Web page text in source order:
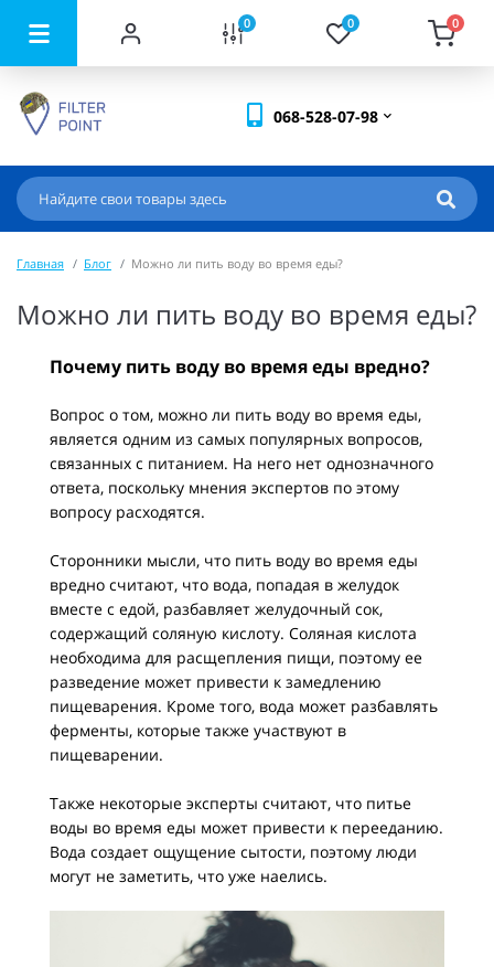
0 0 0
068-528-07-98
Главная Блог Можно ли пить воду во время еды?
Можно ли пить воду во время еды?
Почему пить воду во время еды вредно?
Вопрос о том, можно ли пить воду во время еды,
является одним из самых популярных вопросов,
связанных с питанием. На него нет однозначного
ответа, поскольку мнения экспертов по этому
вопросу расходятся.
Сторонники мысли, что пить воду во время еды
вредно считают, что вода, попадая в желудок
вместе с едой, разбавляет желудочный сок,
содержащий соляную кислоту. Соляная кислота
необходима для расщепления пищи, поэтому ее
разведение может привести к замедлению
пищеварения. Кроме того, вода может разбавлять
ферменты, которые также участвуют в
пищеварении.
Также некоторые эксперты считают, что питье
воды во время еды может привести к перееданию.
Вода создает ощущение сытости, поэтому люди
могут не заметить, что уже наелись.